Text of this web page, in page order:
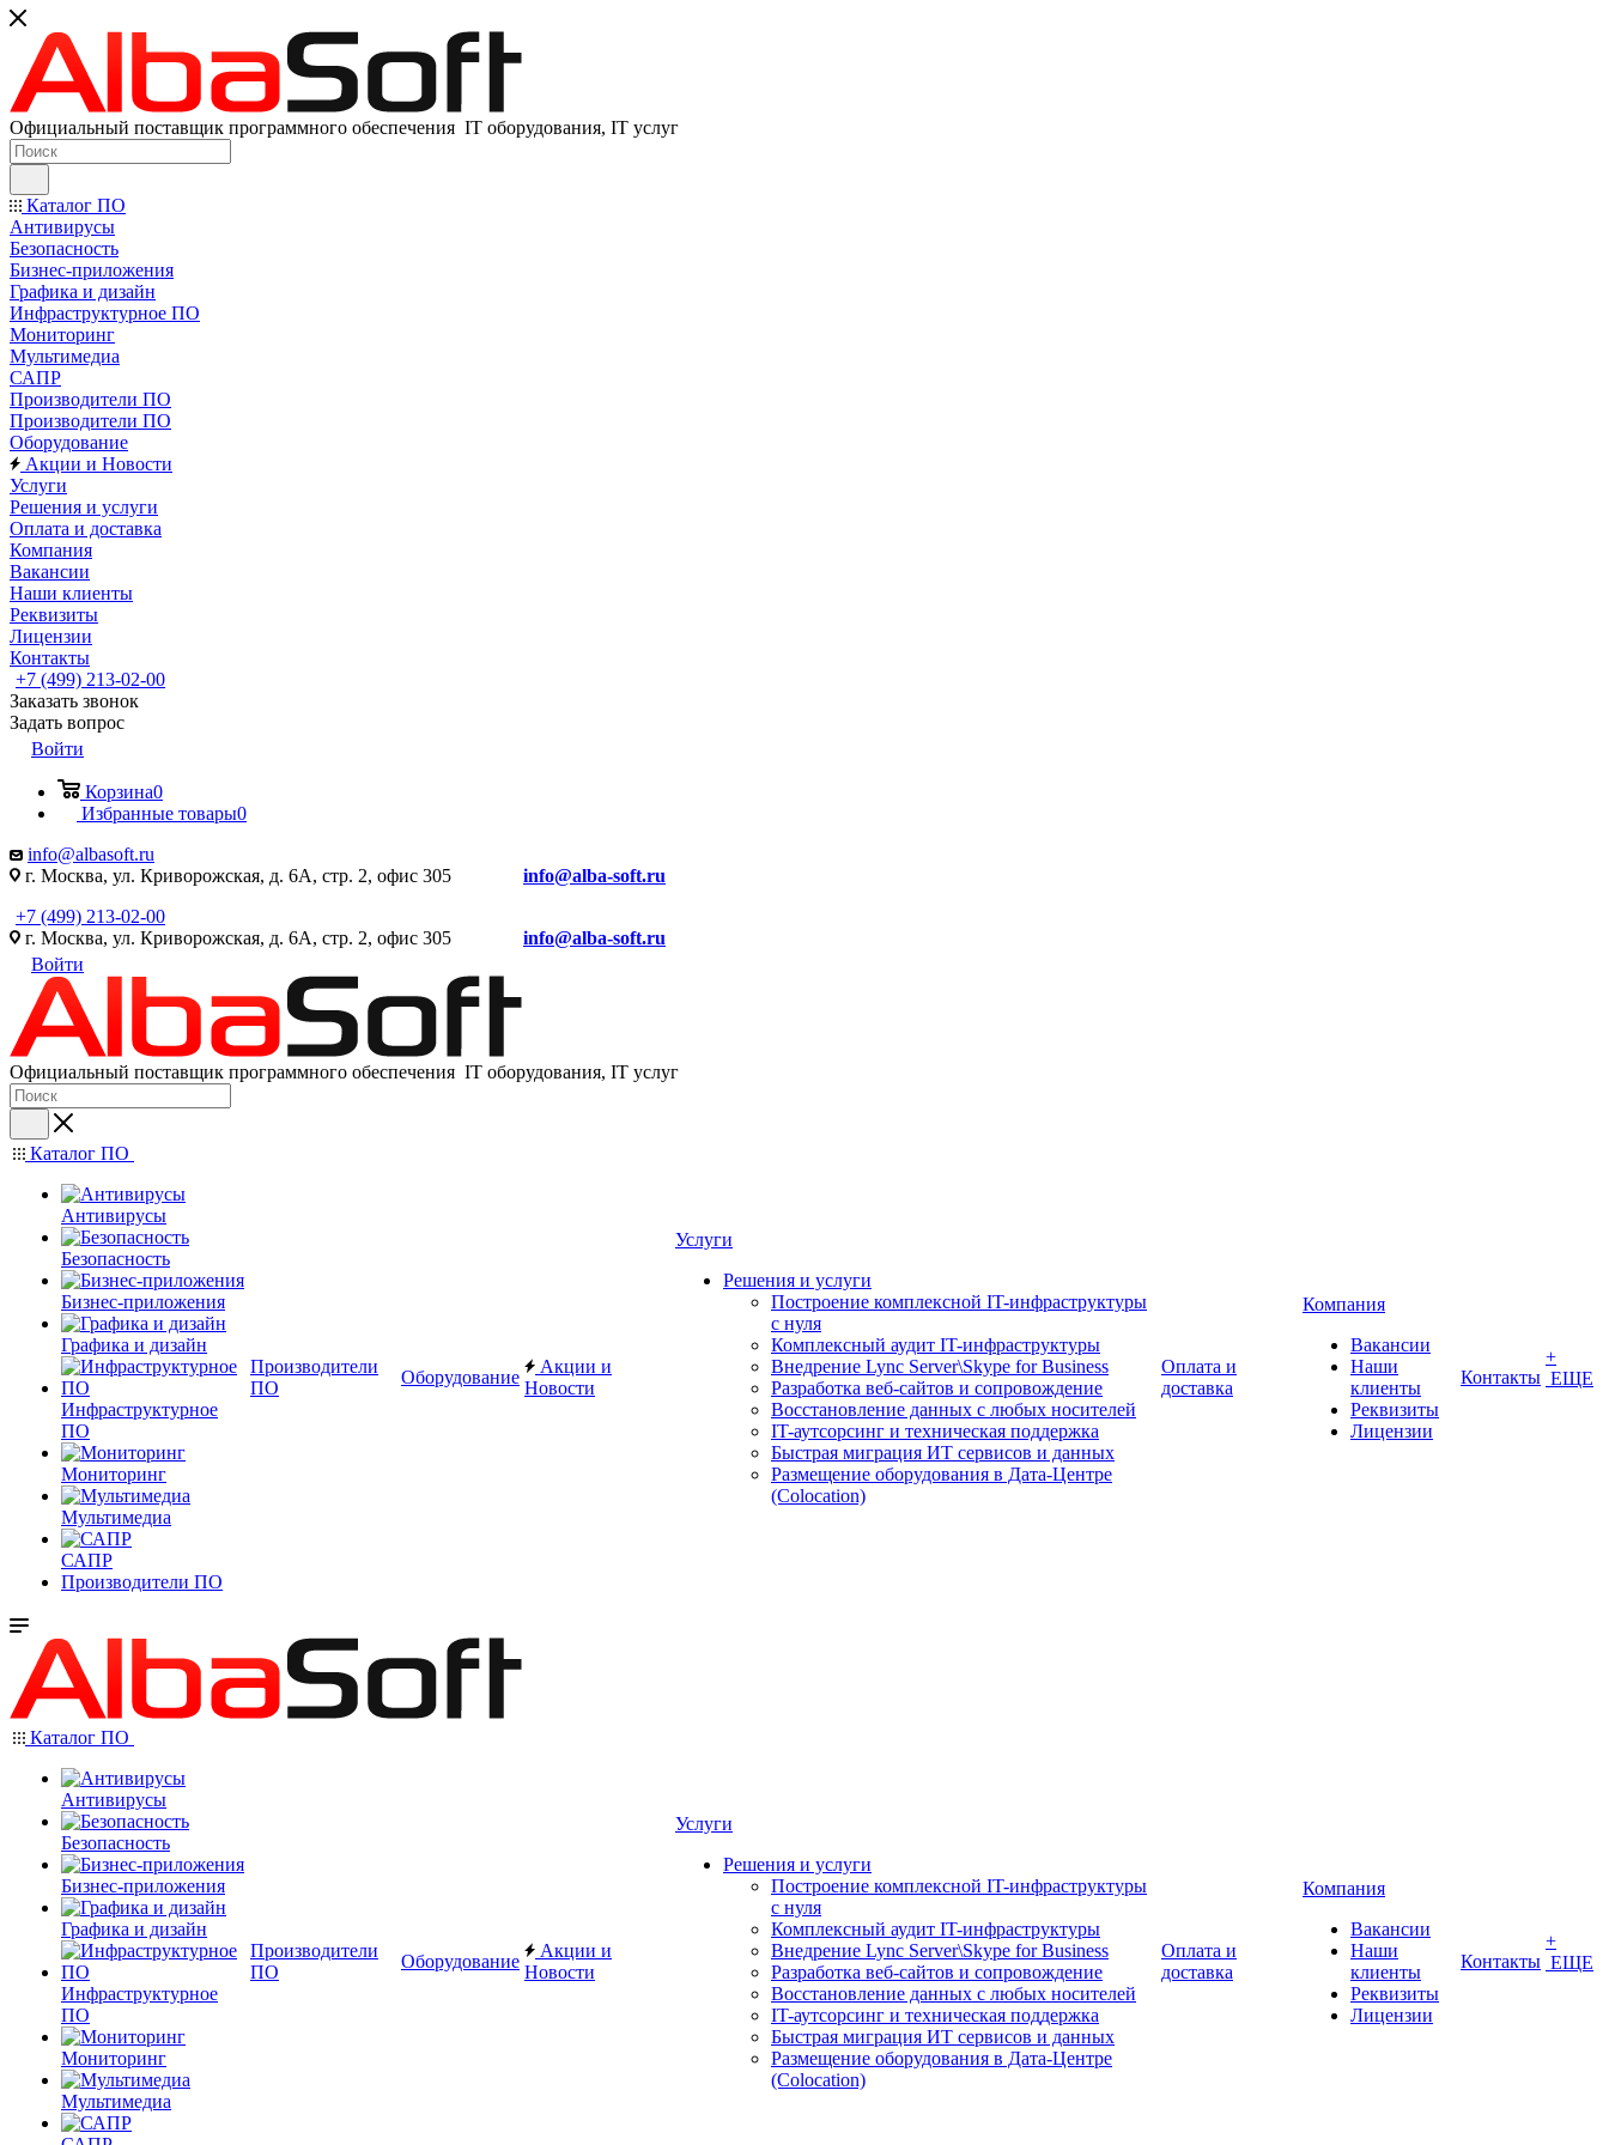
Официальный поставщик программного обеспечения IT оборудования, IT услуг
Каталог ПО
Антивирусы
Безопасность
Бизнес-приложения
Графика и дизайн
Инфраструктурное ПО
Мониторинг
Мультимедиа
САПР
Производители ПО
Производители ПО
Оборудование
Акции и Новости
Услуги
Решения и услуги
Оплата и доставка
Компания
Вакансии
Наши клиенты
Реквизиты
Лицензии
Контакты
+7 (499) 213-02-00
Заказать звонок
Задать вопрос
Войти
Корзина0
Избранные товары0
info@albasoft.ru
г. Москва, ул. Криворожская, д. 6А, стр. 2, офис 305 info@alba-soft.ru
+7 (499) 213-02-00
г. Москва, ул. Криворожская, д. 6А, стр. 2, офис 305 info@alba-soft.ru
Войти
Официальный поставщик программного обеспечения IT оборудования, IT услуг
Каталог ПО
Антивирусы
Безопасность
Бизнес-приложения
Графика и дизайн
Инфраструктурное
ПО
Мониторинг
Мультимедиа
САПР
Производители ПО
Производители
ПО
Оборудование
Акции и
Новости
Услуги
Решения и услуги
Построение комплексной IT-инфраструктуры
с нуля
Комплексный аудит IT-инфраструктуры
Внедрение Lync Server\Skype for Business
Разработка веб-сайтов и сопровождение
Восстановление данных с любых носителей
IT-аутсорсинг и техническая поддержка
Быстрая миграция ИТ сервисов и данных
Размещение оборудования в Дата-Центре
(Colocation)
Оплата и
доставка
Компания
Вакансии
Наши
клиенты
Реквизиты
Лицензии
Контакты
+
ЕЩЕ
Каталог ПО
Антивирусы
Безопасность
Бизнес-приложения
Графика и дизайн
Инфраструктурное
ПО
Мониторинг
Мультимедиа
Производители
ПО
Оборудование
Акции и
Новости
Услуги
Решения и услуги
Построение комплексной IT-инфраструктуры
с нуля
Комплексный аудит IT-инфраструктуры
Внедрение Lync Server\Skype for Business
Разработка веб-сайтов и сопровождение
Восстановление данных с любых носителей
IT-аутсорсинг и техническая поддержка
Быстрая миграция ИТ сервисов и данных
Размещение оборудования в Дата-Центре
(Colocation)
Оплата и
доставка
Компания
Вакансии
Наши
клиенты
Реквизиты
Лицензии
Контакты
+
ЕЩЕ